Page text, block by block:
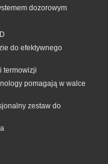
dozorowym
do efektywnego
termowizji
pomagają w walce
zestaw do